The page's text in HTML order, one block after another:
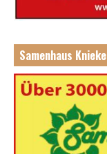
Samenhaus Knieke